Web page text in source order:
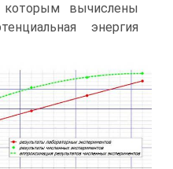
вычис­лены
энергия